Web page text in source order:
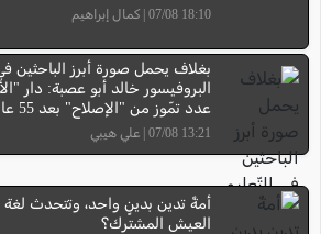
18:10 07/08 | كمال إبراهيم
بغلاف يحمل صورة أبرز الباحثين في
البروفيسور خالد أبو عصبة: دار
عدد تمّوز من "الإصلاح" بعد 55 عامًا من الثّقافة والإبداع
13:21 07/08 | علي هيبي
أمةٌ تدين بدينٍ واحد، وتتحدث
العيش المشترك؟